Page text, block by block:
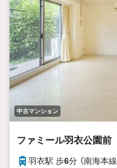
中古マンション
ファミール羽衣公園前
羽衣駅 歩6分 （南海本線